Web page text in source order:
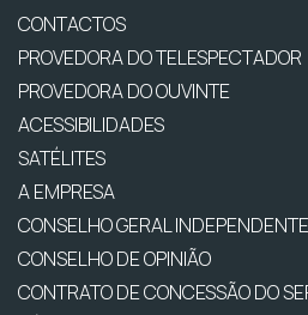
CONTACTOS
PROVEDORA DO TELESPECTADOR
PROVEDORA DO OUVINTE
ACESSIBILIDADES
SATÉLITES
A EMPRESA
CONSELHO GERAL INDEPENDENTE
CONSELHO DE OPINIÃO
CONTRATO DE CONCESSÃO DO